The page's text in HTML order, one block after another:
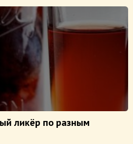
ликёр по разным